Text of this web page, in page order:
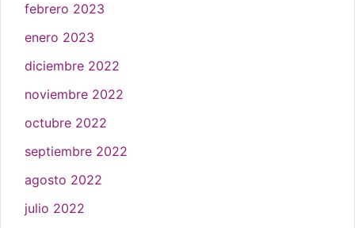
febrero 2023
enero 2023
diciembre 2022
noviembre 2022
octubre 2022
septiembre 2022
agosto 2022
julio 2022